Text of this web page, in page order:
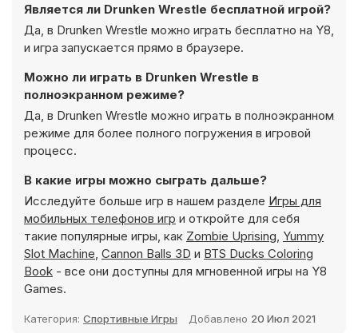
Является ли Drunken Wrestle бесплатной игрой?
Да, в Drunken Wrestle можно играть бесплатно на Y8,
и игра запускается прямо в браузере.
Можно ли играть в Drunken Wrestle в
полноэкранном режиме?
Да, в Drunken Wrestle можно играть в полноэкранном
режиме для более полного погружения в игровой
процесс.
В какие игры можно сыграть дальше?
Исследуйте больше игр в нашем разделе Игры для
мобильных телефонов игр и откройте для себя
такие популярные игры, как Zombie Uprising, Yummy
Slot Machine, Cannon Balls 3D и BTS Ducks Coloring
Book - все они доступны для мгновенной игры на Y8
Games.
Категория: Спортивные Игры Добавлено 20 Июл 2021